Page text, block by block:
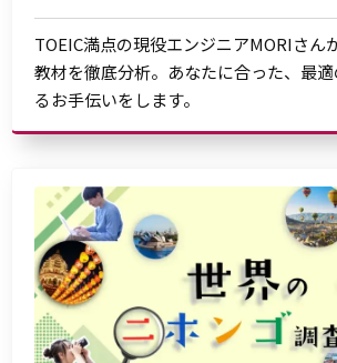
TOEIC満点の現役エンジニアMORIさん
教材を徹底分析。あなたに合った、最
るお手伝いをします。